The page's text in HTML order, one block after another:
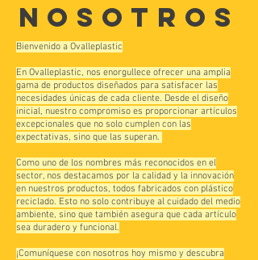
nosotros
Bienvenido a Ovalleplastic
En Ovalleplastic, nos enorgullece ofrecer una amplia
gama de productos diseñados para satisfacer las
necesidades únicas de cada cliente. Desde el diseño
inicial, nuestro compromiso es proporcionar artículos
excepcionales que no solo cumplen con las
expectativas, sino que las superan.
Como uno de los nombres más reconocidos en el
sector, nos destacamos por la calidad y la innovación
en nuestros productos, todos fabricados con plástico
reciclado. Esto no solo contribuye al cuidado del medio
ambiente, sino que también asegura que cada artículo
sea duradero y funcional.
¡Comuníquese con nosotros hoy mismo y descubra